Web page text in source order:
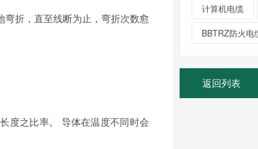
折，直至线断为止，弯折次数愈
之比率。 导体在温度不同时会
计算机电缆
BBTRZ防火电
返回列表